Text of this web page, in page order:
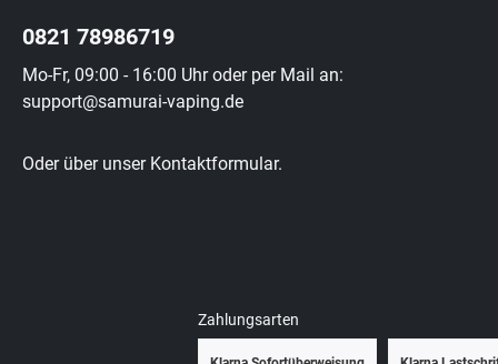
0821 78986719
Mo-Fr, 09:00 - 16:00 Uhr oder per Mail an:
support@samurai-vaping.de
Oder über unser Kontaktformular.
Zahlungsarten